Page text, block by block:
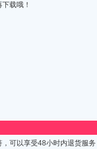
载哦！
可以享受48小时内退货服务